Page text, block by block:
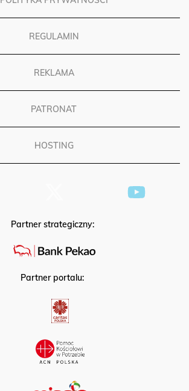
POLITYKA PRYWATNOŚCI
REGULAMIN
REKLAMA
PATRONAT
HOSTING
Partner strategiczny:
Partner portalu: